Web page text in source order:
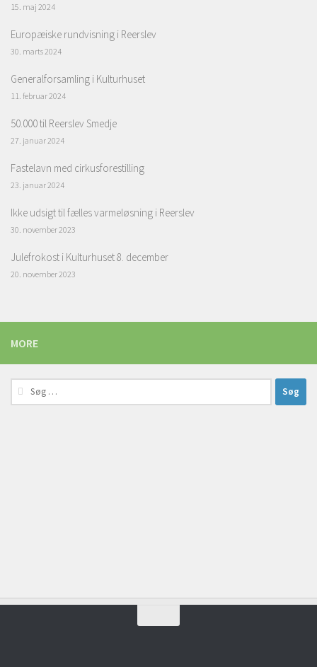
15. maj 2024
Europæiske rundvisning i Reerslev
30. marts 2024
Generalforsamling i Kulturhuset
11. februar 2024
50.000 til Reerslev Smedje
27. januar 2024
Fastelavn med cirkusforestilling
23. januar 2024
Ikke udsigt til fælles varmeløsning i Reerslev
30. november 2023
Julefrokost i Kulturhuset 8. december
20. november 2023
MORE
Søg
efter: